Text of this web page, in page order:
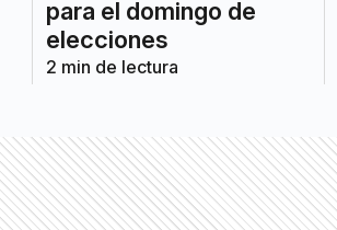
para el domingo de
elecciones
2 min de lectura